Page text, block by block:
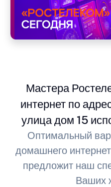
Мастера
интернет по
улица дом 15
Оптимальный
домашнего
предложит наш
Ваших